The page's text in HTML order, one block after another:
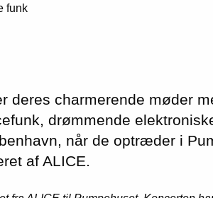
funk
deres charmerende møder
drømmende
når de optræder i
af ALICE.